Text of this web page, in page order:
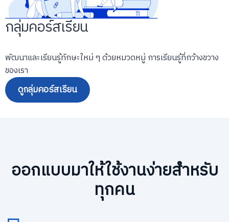
กลุ่มคอร์สเรียน
พัฒนาและเรียนรู้ทักษะใหม่ ๆ ด้วยหมวดหมู่ การเรียนรู้ที่กว้างขวาง
ของเรา
ดูกลุ่มคอร์สเรียน
ออกแบบมาให้ใช้งานง่ายสำหรับ
ทุกคน